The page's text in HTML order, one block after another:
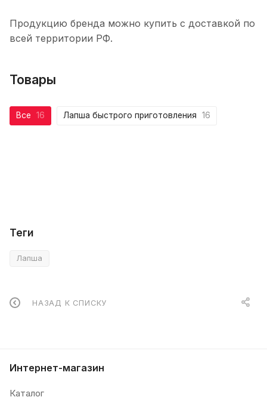
Продукцию бренда можно купить с доставкой по
всей территории РФ.
Товары
Все 16 Лапша быстрого приготовления 16
Теги
Лапша
НАЗАД К СПИСКУ
Интернет-магазин
Каталог